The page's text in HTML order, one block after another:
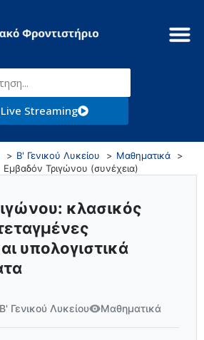
Live Streaming
Β' Γενικού Λυκείου
Μαθηματικά
Εμβαδόν Τριγώνου (συνέχεια)
κλασικός
υπολογιστικά
Β' Γενικού Λυκείου Μαθηματικά